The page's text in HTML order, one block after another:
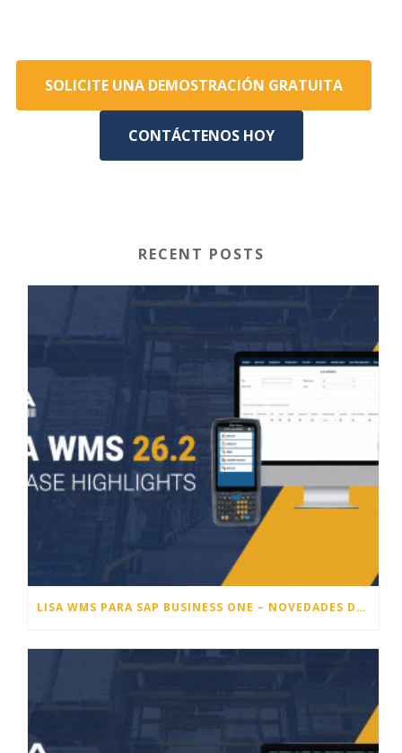
SOLICITE UNA DEMOSTRACIÓN GRATUITA
CONTÁCTENOS HOY
RECENT POSTS
LISA WMS PARA SAP BUSINESS ONE – NOVEDADES DE LA VERSIÓN 26.2